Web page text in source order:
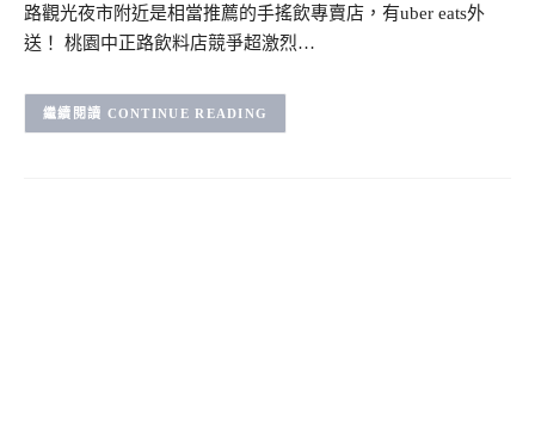
路觀光夜市附近是相當推薦的手搖飲專賣店，有uber eats外
送！ 桃園中正路飲料店競爭超激烈…
CONTINUE READING